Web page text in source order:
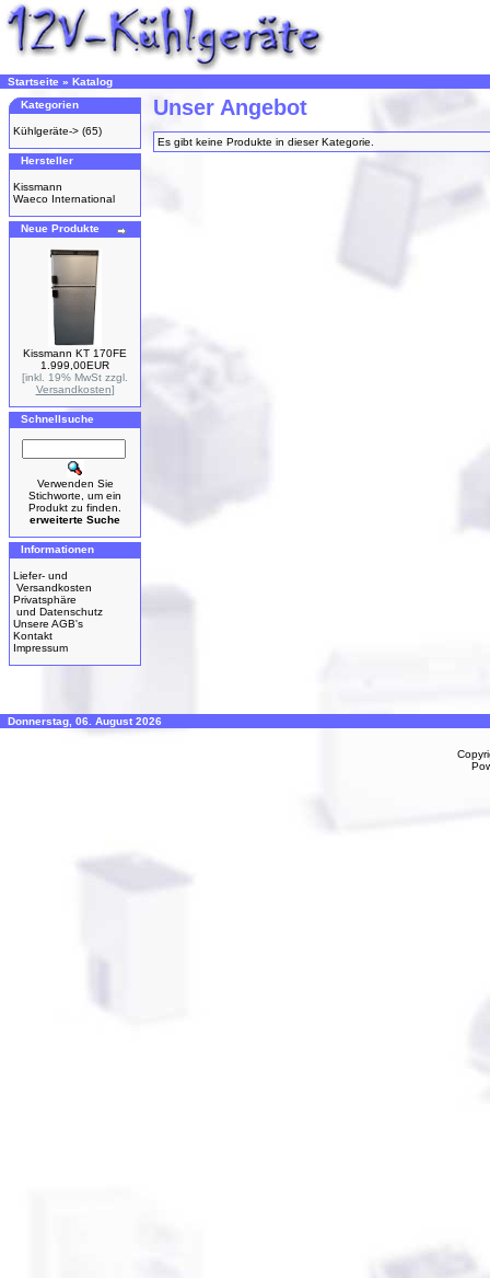
Startseite » Katalog
Kategorien
Kühlgeräte-> (65)
Hersteller
Kissmann
Waeco International
Neue Produkte
Kissmann KT 170FE
1.999,00EUR
[inkl. 19% MwSt zzgl.
Versandkosten]
Schnellsuche
Verwenden Sie
Stichworte, um ein
Produkt zu finden.
erweiterte Suche
Informationen
Liefer- und
Versandkosten
Privatsphäre
und Datenschutz
Unsere AGB's
Kontakt
Impressum
Unser Angebot
Es gibt keine Produkte in dieser Kategorie.
Donnerstag, 06. August 2026